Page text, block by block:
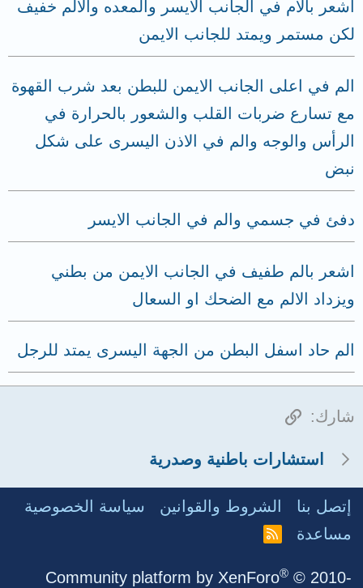
اشعر بألام في الجانب الايسر والمعده والالم خفيف
لكن مستمر ويمتد للجانب الايمن
الم في اعلى الجانب الايمن للبطن بعد شرب القهوة
مع تسارع ضربات القلب والشعور بالحرارة في
الرأس والوجه والم في الاذن اليسرى على شكل
نبض
دفئ في جسمي والم في الجانب الايسر
اشعر بالم طفيف في الجانب الايمن من بطني
ويزداد الالم مع الضحك او السعال
الم حاد اسفل البطن من الجهة اليسرى يمتد للرجل
شارك: الرابط
استشارات باطنية وصدرية
إتصل بنا الشروط والقوانين
سياسة الخصوصية
مساعدة
R
Community platform by XenForo® © 2010-